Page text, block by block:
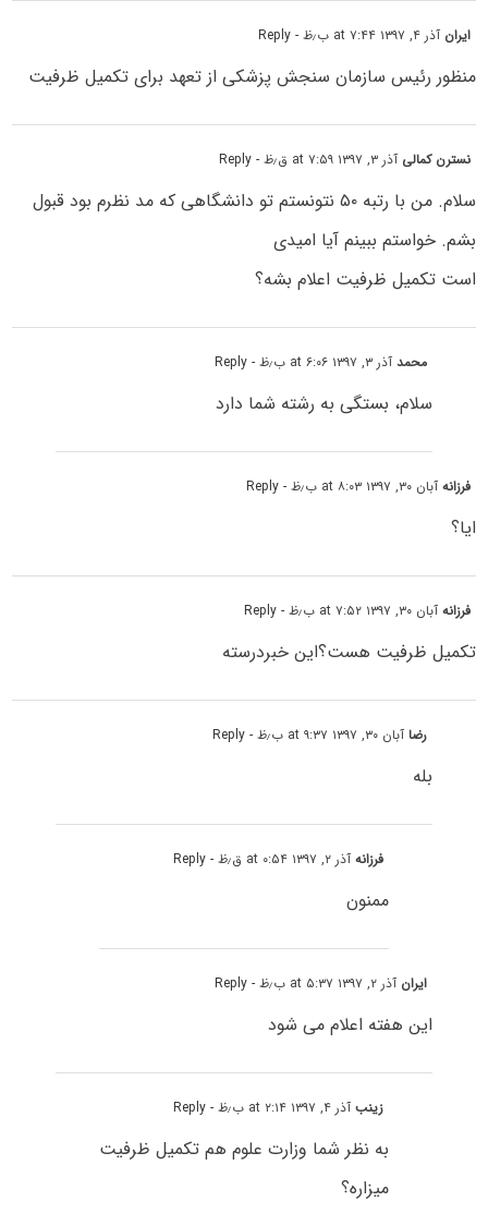
ایران آذر ۴, ۱۳۹۷ at ۷:۴۴ ب٫ظ - Reply
منظور رئیس سازمان سنجش پزشکی از تعهد برای تکمیل ظرفیت
نسترن کمالی آذر ۳, ۱۳۹۷ at ۷:۵۹ ق٫ظ - Reply
سلام. من با رتبه ۵۰ نتونستم تو دانشگاهی که مد نظرم بود قبول
بشم. خواستم ببینم آیا امیدی
است تکمیل ظرفیت اعلام بشه؟
محمدآذر ۳, ۱۳۹۷ at ۶:۰۶ ب٫ظ - Reply
سلام، بستگی به رشته شما دارد
فرزانهآبان ۳۰, ۱۳۹۷ at ۸:۰۳ ب٫ظ - Reply
ایا؟
فرزانهآبان ۳۰, ۱۳۹۷ at ۷:۵۲ ب٫ظ - Reply
تکمیل ظرفیت هست؟این خبردرسته
رضاآبان ۳۰, ۱۳۹۷ at ۹:۳۷ ب٫ظ - Reply
بله
فرزانهآذر ۲, ۱۳۹۷ at ۰:۵۴ ق٫ظ - Reply
ممنون
ایران آذر ۲, ۱۳۹۷ at ۵:۳۷ ب٫ظ - Reply
این هفته اعلام می شود
زینبآذر ۴, ۱۳۹۷ at ۲:۱۴ ب٫ظ - Reply
به نظر شما وزارت علوم هم تکمیل ظرفیت
میزاره؟